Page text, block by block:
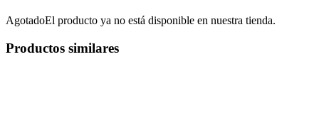
AgotadoEl producto ya no está disponible en nuestra tienda.
Productos similares